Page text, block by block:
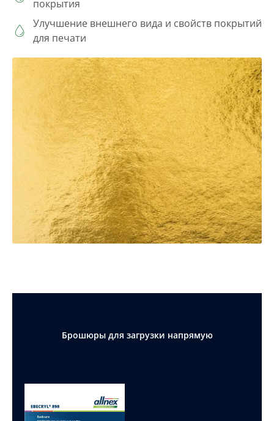
покрытия
Улучшение внешнего вида и свойств покрытий
для печати
Брошюры для загрузки напрямую